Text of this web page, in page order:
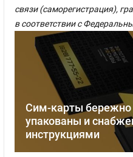
Сим-карты бережно
упакованы и
инструкциями
связи (саморегистрация),
в соответствии с